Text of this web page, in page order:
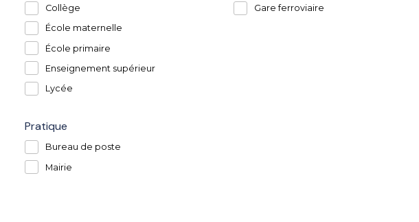
Collège
École maternelle
École primaire
Enseignement supérieur
Lycée
Gare ferroviaire
Pratique
Bureau de poste
Mairie